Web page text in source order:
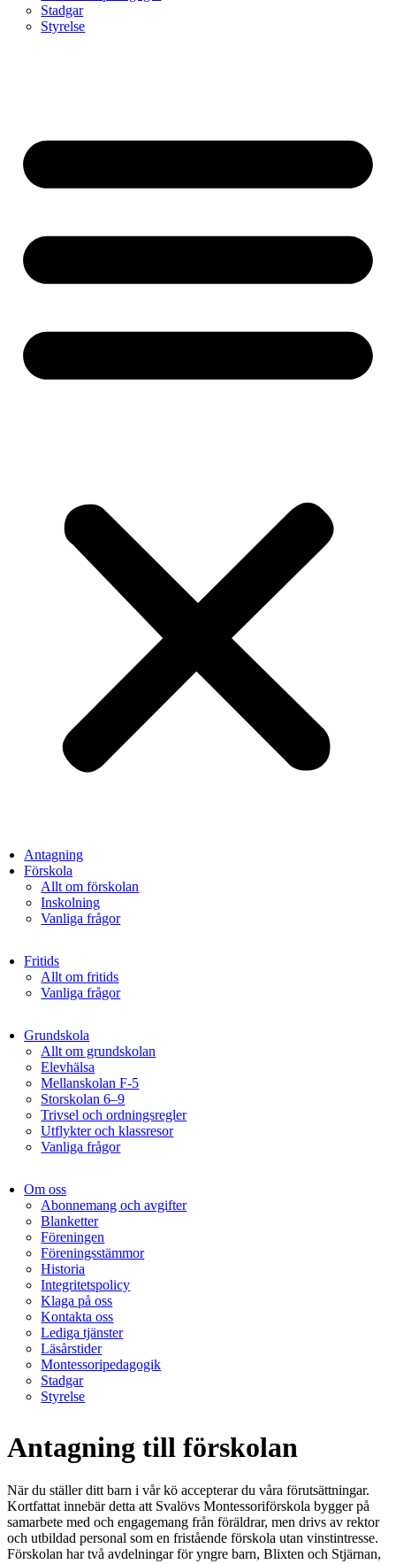
Stadgar
Styrelse
Antagning
Förskola
Allt om förskolan
Inskolning
Vanliga frågor
Fritids
Allt om fritids
Vanliga frågor
Grundskola
Allt om grundskolan
Elevhälsa
Mellanskolan F-5
Storskolan 6–9
Trivsel och ordningsregler
Utflykter och klassresor
Vanliga frågor
Om oss
Abonnemang och avgifter
Blanketter
Föreningen
Föreningsstämmor
Historia
Integritetspolicy
Klaga på oss
Kontakta oss
Lediga tjänster
Läsårstider
Montessoripedagogik
Stadgar
Styrelse
Antagning till förskolan
När du ställer ditt barn i vår kö accepterar du våra förutsättningar.
Kortfattat innebär detta att Svalövs Montessoriförskola bygger på
samarbete med och engagemang från föräldrar, men drivs av rektor
och utbildad personal som en fristående förskola utan vinstintresse.
Förskolan har två avdelningar för yngre barn, Blixten och Stjärnan,